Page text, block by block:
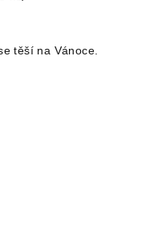
těší na Vánoce.